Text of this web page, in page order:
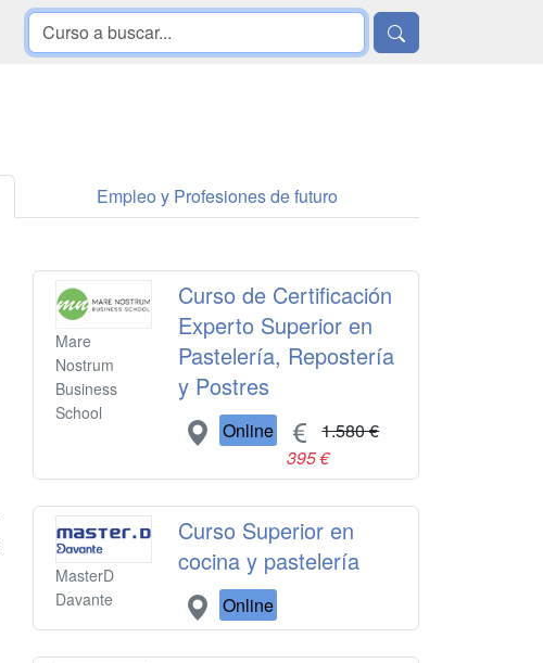
Empleo y Profesiones de futuro
Mare
Nostrum
Business
School
Curso de Certificación
Experto Superior en
Pastelería, Repostería
y Postres
Online
1.580 €
395 €
MasterD
Davante
Curso Superior en
cocina y pastelería
Online